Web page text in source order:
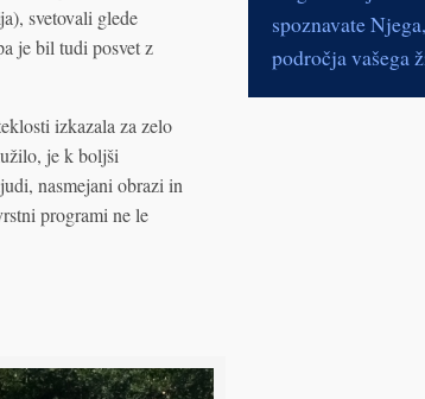
svetovali glede
je bil tudi posvet z
izkazala za zelo
je k boljši
nasmejani obrazi in
programi ne le
spoznavate
področja vašega